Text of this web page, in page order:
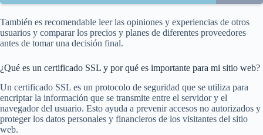
También es recomendable leer las opiniones y experiencias de otros
usuarios y comparar los precios y planes de diferentes proveedores
antes de tomar una decisión final.
¿Qué es un certificado SSL y por qué es importante para mi sitio web?
Un certificado SSL es un protocolo de seguridad que se utiliza para
encriptar la información que se transmite entre el servidor y el
navegador del usuario. Esto ayuda a prevenir accesos no autorizados y
proteger los datos personales y financieros de los visitantes del sitio
web.